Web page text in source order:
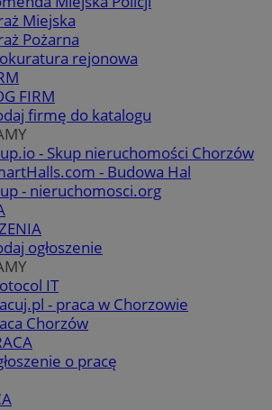
Miejska
Pożarna
rejonowa
FIRM
firmę do katalogu
- Skup nieruchomości Chorzów
- Budowa Hal
- nieruchomosci.org
ogłoszenie
IT
- praca w Chorzowie
Chorzów
o pracę